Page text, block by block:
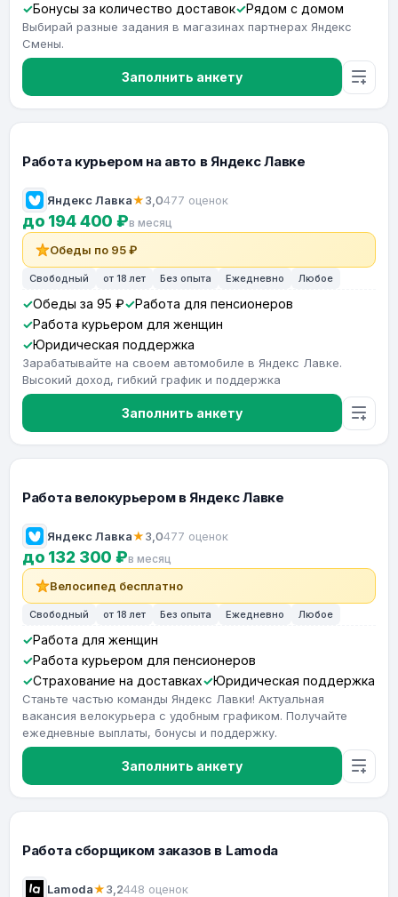
Бонусы за количество доставок
Рядом с домом
Выбирай разные задания в магазинах партнерах Яндекс
Смены.
Заполнить анкету
Работа курьером на авто в Яндекс Лавке
Яндекс Лавка★3,0477 оценок
до 194 400 ₽в месяц
Обеды по 95 ₽
Свободный от 18 лет Без опыта Ежедневно Любое
Обеды за 95 ₽
Работа для пенсионеров
Работа курьером для женщин
Юридическая поддержка
Зарабатывайте на своем автомобиле в Яндекс Лавке.
Высокий доход, гибкий график и поддержка
Заполнить анкету
Работа велокурьером в Яндекс Лавке
Яндекс Лавка★3,0477 оценок
до 132 300 ₽в месяц
Велосипед бесплатно
Свободный от 18 лет Без опыта Ежедневно Любое
Работа для женщин
Работа курьером для пенсионеров
Страхование на доставках
Юридическая поддержка
Станьте частью команды Яндекс Лавки! Актуальная
вакансия велокурьера с удобным графиком. Получайте
ежедневные выплаты, бонусы и поддержку.
Заполнить анкету
Работа сборщиком заказов в Lamoda
Lamoda★3,2448 оценок